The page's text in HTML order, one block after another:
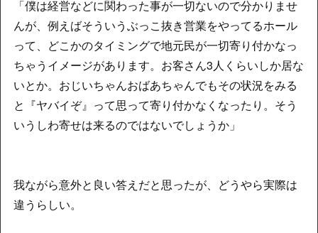
「僕は経営などに関わった事が一切ないので分かりませ
んが、例えばそういうぶっこ抜き営業をやってるホール
って、どこかのタイミングで地元民が一切寄り付かなっ
ちゃうイメージがあります。お客さん3人くらいしか居な
いとか。おじいちゃんおばあちゃんでもその状況をみる
と『ヤバイぞ』って思って寄り付かなくなったり。そう
いうしわ寄せは来るのではないでしょうか」
我ながら意外と良い答えだと思ったが、どうやら実際は
違うらしい。